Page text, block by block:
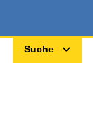
Suche